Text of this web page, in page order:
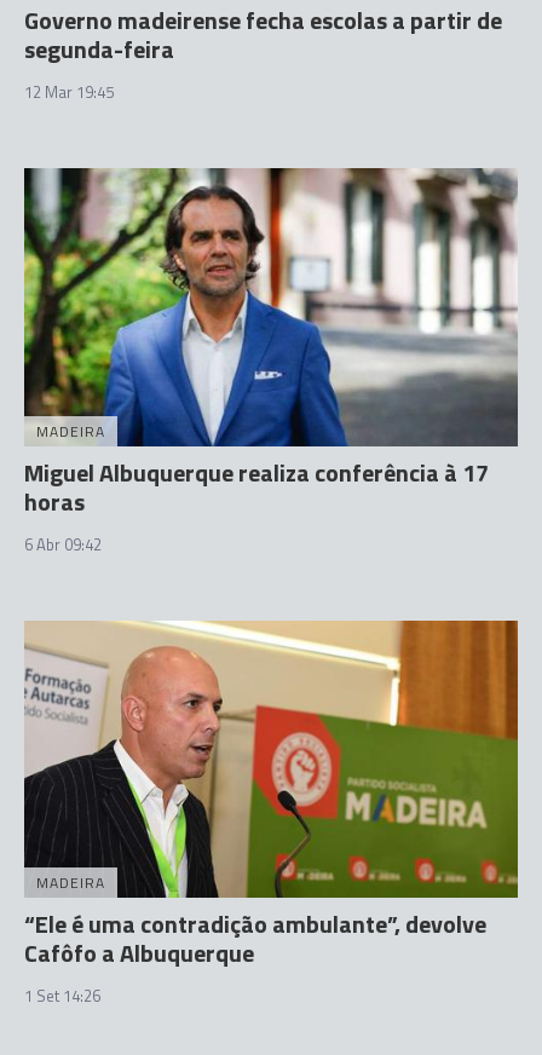
Governo madeirense fecha escolas a partir de
segunda-feira
12 Mar 19:45
MADEIRA
Miguel Albuquerque realiza conferência à 17
horas
6 Abr 09:42
MADEIRA
“Ele é uma contradição ambulante”, devolve
Cafôfo a Albuquerque
1 Set 14:26